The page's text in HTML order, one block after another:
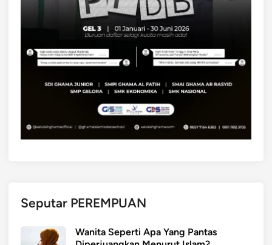
Seputar PEREMPUAN
Wanita Seperti Apa Yang Pantas